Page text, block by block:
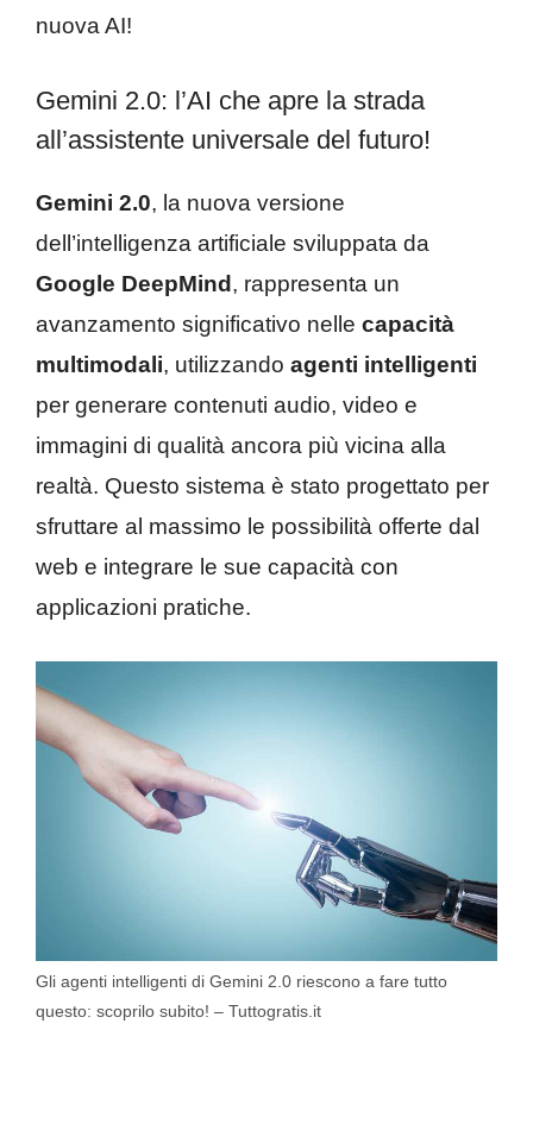
nuova AI!
Gemini 2.0: l’AI che apre la strada
all’assistente universale del futuro!
Gemini 2.0, la nuova versione
dell’intelligenza artificiale sviluppata da
Google DeepMind, rappresenta un
avanzamento significativo nelle capacità
multimodali, utilizzando agenti intelligenti
per generare contenuti audio, video e
immagini di qualità ancora più vicina alla
realtà. Questo sistema è stato progettato per
sfruttare al massimo le possibilità offerte dal
web e integrare le sue capacità con
applicazioni pratiche.
Gli agenti intelligenti di Gemini 2.0 riescono a fare tutto
questo: scoprilo subito! – Tuttogratis.it